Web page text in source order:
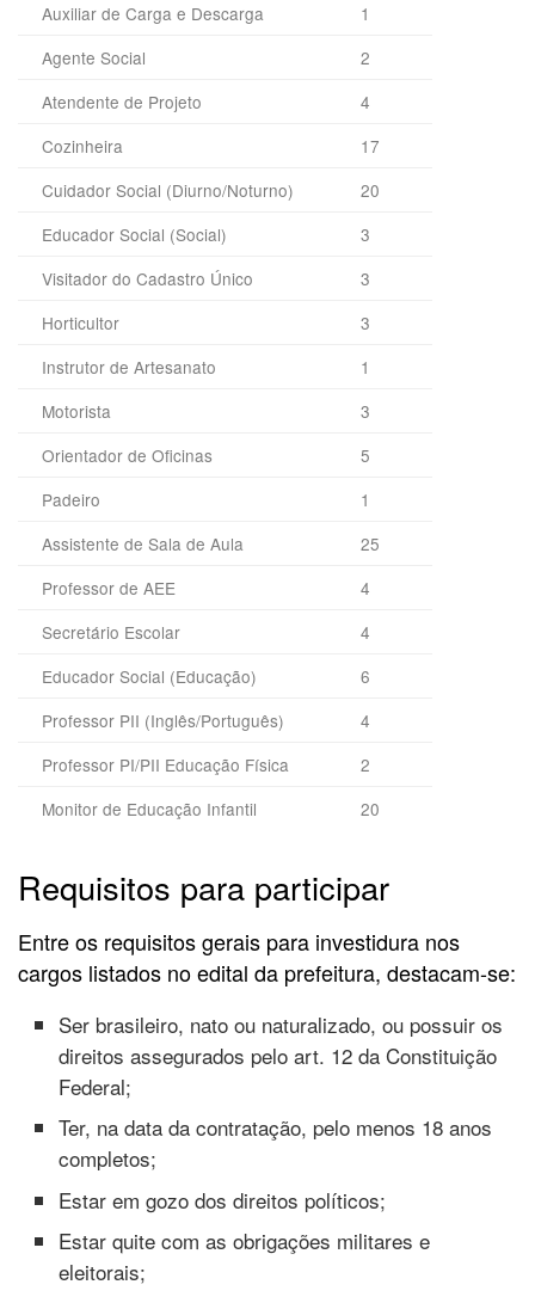
Auxiliar de Carga e Descarga
1
Agente Social
2
Atendente de Projeto
4
Cozinheira
17
Cuidador Social (Diurno/Noturno)
20
Educador Social (Social)
3
Visitador do Cadastro Único
3
Horticultor
3
Instrutor de Artesanato
1
Motorista
3
Orientador de Oficinas
5
Padeiro
1
Assistente de Sala de Aula
25
Professor de AEE
4
Secretário Escolar
4
Educador Social (Educação)
6
Professor PII (Inglês/Português)
4
Professor PI/PII Educação Física
2
Monitor de Educação Infantil
20
Requisitos para participar
Entre os requisitos gerais para investidura nos
cargos listados no edital da prefeitura, destacam-se:
Ser brasileiro, nato ou naturalizado, ou possuir os
direitos assegurados pelo art. 12 da Constituição
Federal;
Ter, na data da contratação, pelo menos 18 anos
completos;
Estar em gozo dos direitos políticos;
Estar quite com as obrigações militares e
eleitorais;